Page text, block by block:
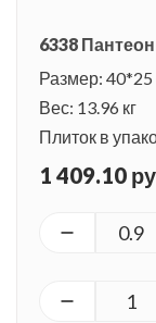
6338
Размер: 40*25
Вес: 13.96 кг
Плиток в
1 409.10